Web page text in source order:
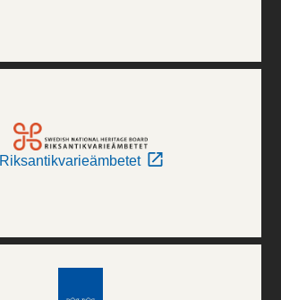
Riksantikvarieämbetet